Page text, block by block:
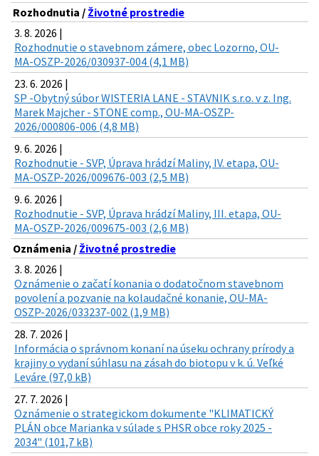
Rozhodnutia / Životné prostredie
3. 8. 2026 |
Rozhodnutie o stavebnom zámere, obec Lozorno, OU-
MA-OSZP-2026/030937-004 (4,1 MB)
23. 6. 2026 |
SP -Obytný súbor WISTERIA LANE - STAVNIK s.r.o. v z. Ing.
Marek Majcher - STONE comp., OU-MA-OSZP-
2026/000806-006 (4,8 MB)
9. 6. 2026 |
Rozhodnutie - SVP, Úprava hrádzí Maliny, IV. etapa, OU-
MA-OSZP-2026/009676-003 (2,5 MB)
9. 6. 2026 |
Rozhodnutie - SVP, Úprava hrádzí Maliny, III. etapa, OU-
MA-OSZP-2026/009675-003 (2,6 MB)
Oznámenia / Životné prostredie
3. 8. 2026 |
Oznámenie o začatí konania o dodatočnom stavebnom
povolení a pozvanie na kolaudačné konanie, OU-MA-
OSZP-2026/033237-002 (1,9 MB)
28. 7. 2026 |
Informácia o správnom konaní na úseku ochrany prírody a
krajiny o vydaní súhlasu na zásah do biotopu v k. ú. Veľké
Leváre (97,0 kB)
27. 7. 2026 |
Oznámenie o strategickom dokumente "KLIMATICKÝ
PLÁN obce Marianka v súlade s PHSR obce roky 2025 -
2034" (101,7 kB)